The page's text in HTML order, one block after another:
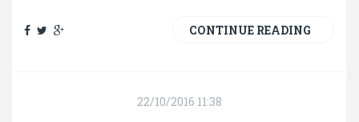
CONTINUE READING
22/10/2016 11:38